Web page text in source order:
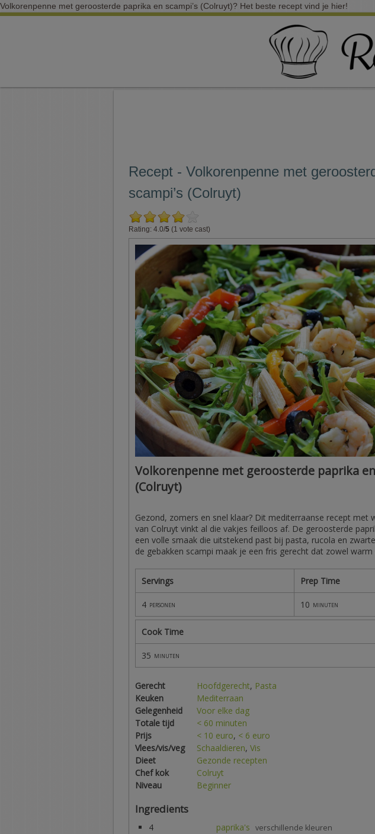
Volkorenpenne met geroosterde paprika en scampi’s (Colruyt)? Het beste recept vind je hier!
Recept - Volkorenpenne met
scampi’s (Colruyt)
Rating: 4.0/5 (1 vote cast)
Volkorenpenne met geroosterde paprika en
(Colruyt)
Gezond, zomers en snel klaar? Dit mediterraanse recept met
van Colruyt vinkt al die vakjes feilloos af. De geroosterde
een volle smaak die uitstekend past bij pasta, rucola en
de gebakken scampi maak je een fris gerecht dat zowel warm
Servings Prep Time
4 personen 10 minuten
Cook Time
35 minuten
Gerecht Hoofdgerecht, Pasta
Keuken
Mediterraan
Gelegenheid
Voor elke dag
Totale tijd
< 60 minuten
Prijs
< 10 euro, < 6 euro
Vlees/vis/veg
Schaaldieren, Vis
Dieet
Gezonde recepten
Chef kok
Colruyt
Niveau
Beginner
Ingredients
4 paprika's verschillende kleuren